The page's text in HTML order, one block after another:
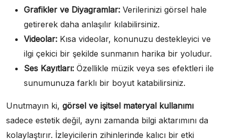
Grafikler ve Diyagramlar: Verilerinizi görsel hale
getirerek daha anlaşılır kılabilirsiniz.
Videolar: Kısa videolar, konunuzu destekleyici ve
ilgi çekici bir şekilde sunmanın harika bir yoludur.
Ses Kayıtları: Özellikle müzik veya ses efektleri ile
sunumunuza farklı bir boyut katabilirsiniz.
Unutmayın ki, görsel ve işitsel materyal kullanımı
sadece estetik değil, aynı zamanda bilgi aktarımını da
kolaylaştırır. İzleyicilerin zihinlerinde kalıcı bir etki